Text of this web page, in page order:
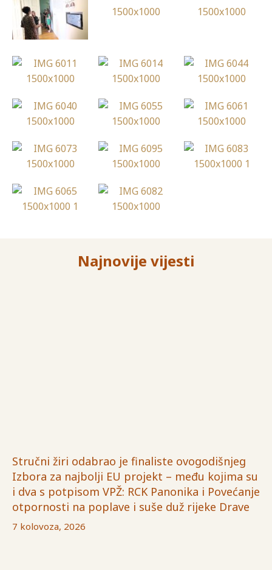
Najnovije vijesti
Stručni žiri odabrao je finaliste ovogodišnjeg
Izbora za najbolji EU projekt – među kojima su
i dva s potpisom VPŽ: RCK Panonika i Povećanje
otpornosti na poplave i suše duž rijeke Drave
7 kolovoza, 2026